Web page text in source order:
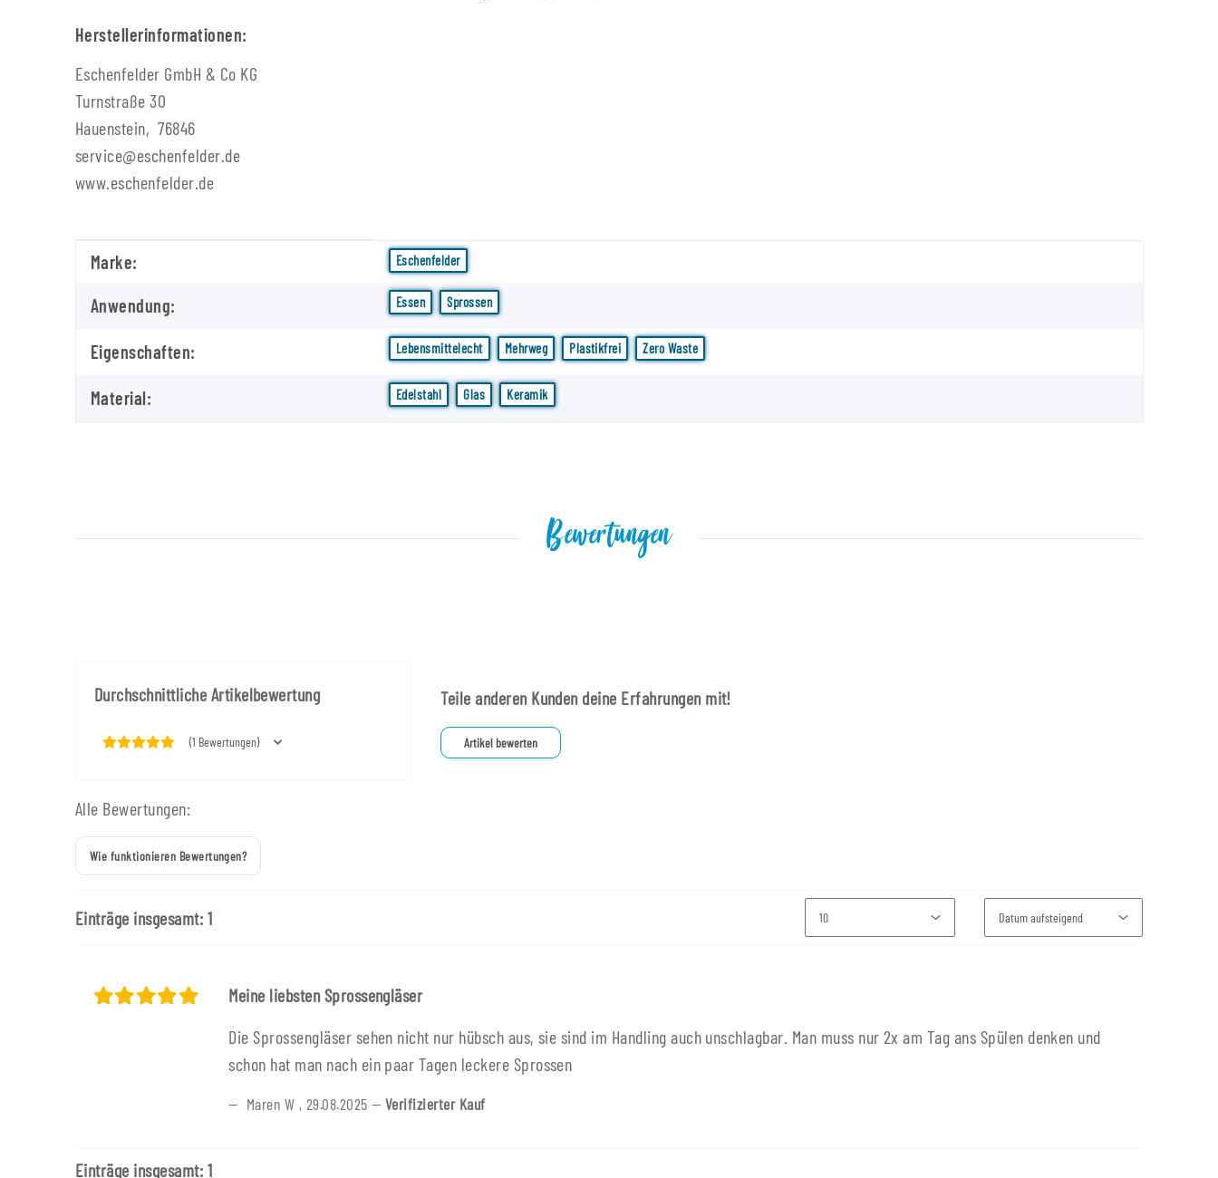
Herstellerinformationen:
Eschenfelder GmbH & Co KG
Turnstraße 30
Hauenstein, 76846
service@eschenfelder.de
www.eschenfelder.de
Produkteigenschaft
Wert
Marke: Eschenfelder
Anwendung: Essen Sprossen
Eigenschaften: Lebensmittelecht Mehrweg Plastikfrei Zero Waste
Material: Edelstahl Glas Keramik
Bewertungen
Durchschnittliche Artikelbewertung
(1 Bewertungen)
Teile anderen Kunden deine Erfahrungen mit!
Artikel bewerten
Alle Bewertungen:
Wie funktionieren Bewertungen?
Einträge insgesamt: 1
Meine liebsten Sprossengläser
Die Sprossengläser sehen nicht nur hübsch aus, sie sind im Handling auch unschlagbar. Man muss nur 2x am Tag ans Spülen denken und
schon hat man nach ein paar Tagen leckere Sprossen
Maren W , 29.08.2025 Verifizierter Kauf
Einträge insgesamt: 1